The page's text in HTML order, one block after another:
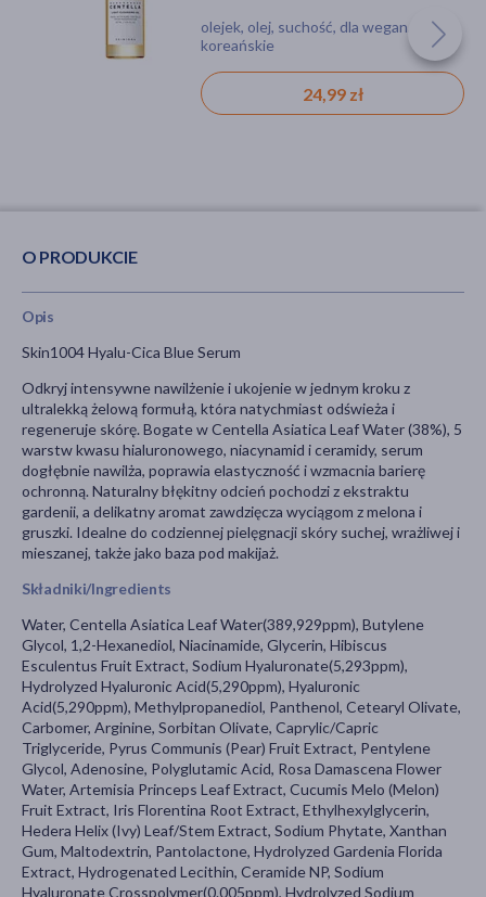
serum, suchość
49,19 zł
tonik, suchość, dla wegan
11,99 zł
olejek, olej, suchość, dla wegan,
koreańskie
24,99 zł
O PRODUKCIE
Opis
Skin1004 Hyalu-Cica Blue Serum
Odkryj intensywne nawilżenie i ukojenie w jednym kroku z
ultralekką żelową formułą, która natychmiast odświeża i
regeneruje skórę. Bogate w Centella Asiatica Leaf Water (38%), 5
warstw kwasu hialuronowego, niacynamid i ceramidy, serum
dogłębnie nawilża, poprawia elastyczność i wzmacnia barierę
ochronną. Naturalny błękitny odcień pochodzi z ekstraktu
gardenii, a delikatny aromat zawdzięcza wyciągom z melona i
gruszki. Idealne do codziennej pielęgnacji skóry suchej, wrażliwej i
mieszanej, także jako baza pod makijaż.
Składniki/Ingredients
Water, Centella Asiatica Leaf Water(389,929ppm), Butylene
Glycol, 1,2-Hexanediol, Niacinamide, Glycerin, Hibiscus
Esculentus Fruit Extract, Sodium Hyaluronate(5,293ppm),
Hydrolyzed Hyaluronic Acid(5,290ppm), Hyaluronic
Acid(5,290ppm), Methylpropanediol, Panthenol, Cetearyl Olivate,
Carbomer, Arginine, Sorbitan Olivate, Caprylic/Capric
Triglyceride, Pyrus Communis (Pear) Fruit Extract, Pentylene
Glycol, Adenosine, Polyglutamic Acid, Rosa Damascena Flower
Water, Artemisia Princeps Leaf Extract, Cucumis Melo (Melon)
Fruit Extract, Iris Florentina Root Extract, Ethylhexylglycerin,
Hedera Helix (Ivy) Leaf/Stem Extract, Sodium Phytate, Xanthan
Gum, Maltodextrin, Pantolactone, Hydrolyzed Gardenia Florida
Extract, Hydrogenated Lecithin, Ceramide NP, Sodium
Hyaluronate Crosspolymer(0.005ppm), Hydrolyzed Sodium